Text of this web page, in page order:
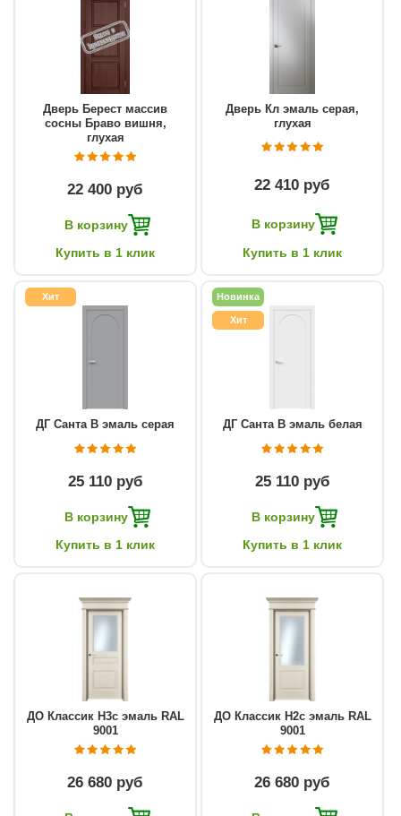
Дверь Берест массив
сосны Браво вишня,
глухая
22 400 руб
В корзину
Купить в 1 клик
Дверь Кл эмаль серая,
глухая
22 410 руб
В корзину
Купить в 1 клик
Хит
ДГ Санта В эмаль серая
25 110 руб
В корзину
Купить в 1 клик
Новинка
Хит
ДГ Санта В эмаль белая
25 110 руб
В корзину
Купить в 1 клик
ДО Классик Н3с эмаль RAL
9001
26 680 руб
ДО Классик Н2с эмаль RAL
9001
26 680 руб